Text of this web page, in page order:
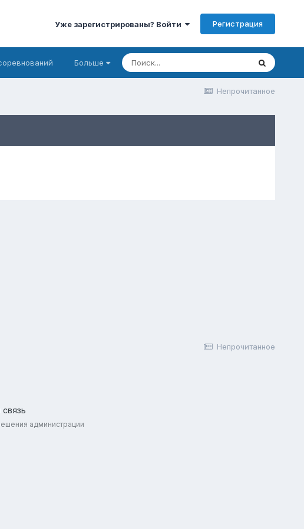
Уже зарегистрированы? Войти Регистрация
Больше
Непрочитанное
Непрочитанное
администрации